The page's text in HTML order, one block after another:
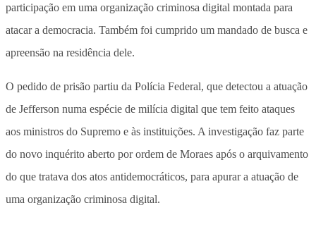
participação em uma organização criminosa digital montada para
atacar a democracia. Também foi cumprido um mandado de busca e
apreensão na residência dele.
O pedido de prisão partiu da Polícia Federal, que detectou a atuação
de Jefferson numa espécie de milícia digital que tem feito ataques
aos ministros do Supremo e às instituições. A investigação faz parte
do novo inquérito aberto por ordem de Moraes após o arquivamento
do que tratava dos atos antidemocráticos, para apurar a atuação de
uma organização criminosa digital.